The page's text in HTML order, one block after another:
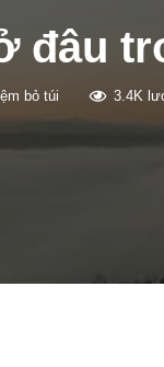
đâu
bỏ túi 3.4K